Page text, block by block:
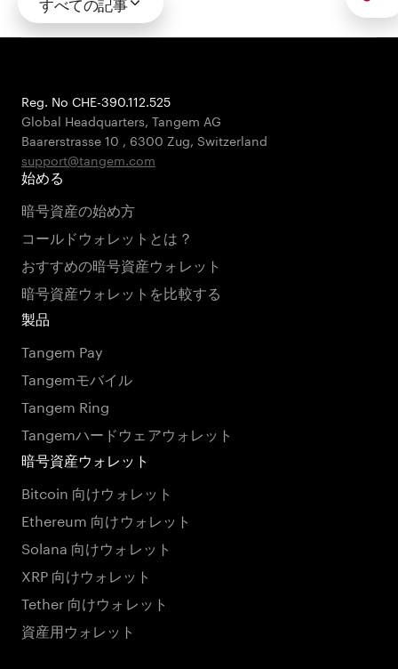
Reg. No CHE-390.112.525
Global Headquarters, Tangem AG
Baarerstrasse 10 , 6300 Zug, Switzerland
support@tangem.com
始める
暗号資産の始め方
コールドウォレットとは？
おすすめの暗号資産ウォレット
暗号資産ウォレットを比較する
製品
Tangem Pay
Tangemモバイル
Tangem Ring
Tangemハードウェアウォレット
暗号資産ウォレット
Bitcoin 向けウォレット
Ethereum 向けウォレット
Solana 向けウォレット
XRP 向けウォレット
Tether 向けウォレット
資産用ウォレット